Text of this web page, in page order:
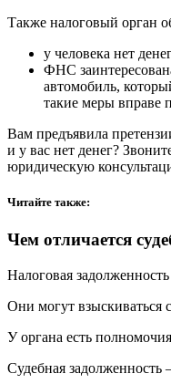
Также налоговый орган
у человека нет
ФНС
автомобиль,
такие меры вправе
Вам предъявила
и у вас нет денег?
юридическую
Читайте также:
Чем отличается
Налоговая
Они могут взыскиваться
У органа есть
Судебная